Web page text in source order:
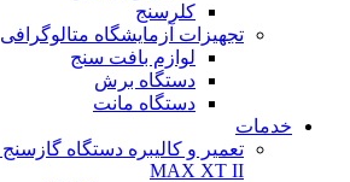
کلرسنج
تجهیزات آزمایشگاه متالوگرافی
لوازم بافت سنج
دستگاه برش
دستگاه مانت
خدمات
MAX XT II